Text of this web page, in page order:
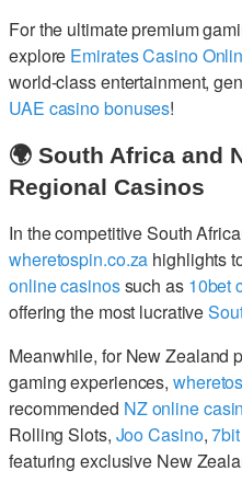
For the ultimate premium
explore Emirates Casino
world-class entertainment,
UAE casino bonuses!
🌍 South Africa and
Regional Casinos
In the competitive South
wheretospin.co.za highlights
online casinossuch as 10bet
offering the most lucrative
Meanwhile, for New Zealand
gaming experiences,
recommended NZ online
Rolling Slots, Joo Casino,
featuring exclusive New